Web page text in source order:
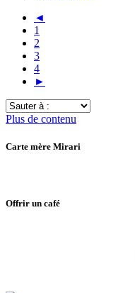
◄
1
2
3
4
►
Sauter
à
Plus de contenu
Carte mère Mirari
Offrir un café